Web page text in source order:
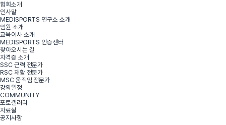
협회소개
인사말
MEDISPORTS 연구소 소개
임원 소개
교육이사 소개
MEDISPORTS 인증센터
찾아오시는 길
자격증 소개
SSC 근력 전문가
RSC 재활 전문가
MSC 움직임 전문가
강의일정
COMMUNITY
포토갤러리
자료실
공지사항